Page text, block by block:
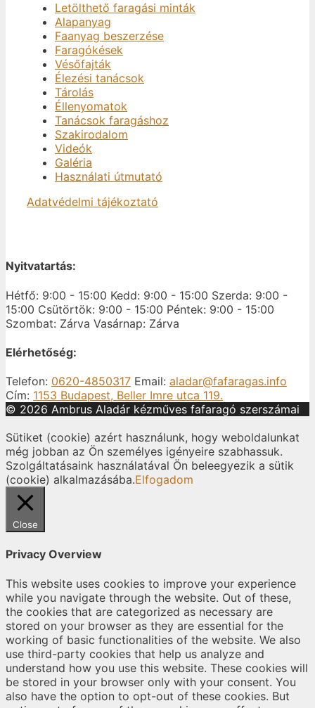
Letölthető faragási minták
Alapanyag
Faanyag beszerzése
Faragókések
Vésőfajták
Élezési tanácsok
Tárolás
Éllenyomatok
Tanácsok faragáshoz
Szakirodalom
Videók
Galéria
Használati útmutató
Adatvédelmi tájékoztató
Nyitvatartás:
Hétfő: 9:00 - 15:00 Kedd: 9:00 - 15:00 Szerda: 9:00 -
15:00 Csütörtök: 9:00 - 15:00 Péntek: 9:00 - 15:00
Szombat: Zárva Vasárnap: Zárva
Elérhetőség:
Telefon: 0620-4850317 Email: aladar@fafaragas.info
Cím: 1153 Budapest, Beller Imre utca 119.
© 2026 Ambrus Aladár kézműves fafaragó szerszámai
Sütiket (cookie) azért használunk, hogy weboldalunkat
még jobban az Ön személyes igényeire szabhassuk.
Szolgáltatásaink használatával Ön beleegyezik a sütik
(cookie) alkalmazásába.Elfogadom
Close
Privacy Overview
This website uses cookies to improve your experience
while you navigate through the website. Out of these,
the cookies that are categorized as necessary are
stored on your browser as they are essential for the
working of basic functionalities of the website. We also
use third-party cookies that help us analyze and
understand how you use this website. These cookies will
be stored in your browser only with your consent. You
also have the option to opt-out of these cookies. But